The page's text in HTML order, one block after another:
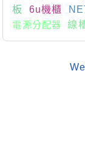
板
6u機櫃
電源分配器
線